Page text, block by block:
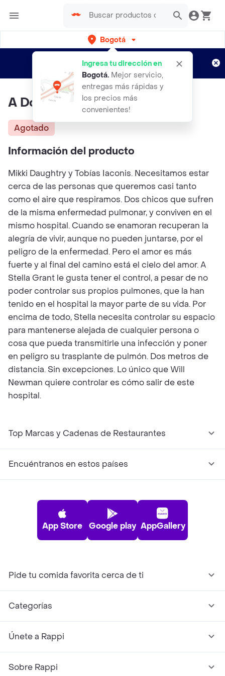
Bogotá
Ingresa tu dirección en
Bogotá. Mejor servicio,
entregas más rápidas y
los precios más
convenientes!
envíos gratis por semanas
Aplican TyC
A Dos Metros De Ti
Agotado
Información del producto
Mikki Daughtry y Tobías Iaconis. Necesitamos estar
cerca de las personas que queremos casi tanto
como el aire que respiramos. Dos chicos que sufren
de la misma enfermedad pulmonar, y conviven en el
mismo hospital. Cuando se enamoran recuperan la
alegría de vivir, aunque no pueden juntarse, por el
peligro de la enfermedad. Pero el amor es más
fuerte y al final del camino está el cielo del amor. A
Stella Grant le gusta tener el control, a pesar de no
poder controlar sus propios pulmones, que la han
tenido en el hospital la mayor parte de su vida. Por
encima de todo, Stella necesita controlar su espacio
para mantenerse alejada de cualquier persona o
cosa que pueda transmitirle una infección y poner
en peligro su trasplante de pulmón. Dos metros de
distancia. Sin excepciones. Lo único que Will
Newman quiere controlar es cómo salir de este
hospital.
Top Marcas y Cadenas de Restaurantes
Encuéntranos en estos países
App Store Google play AppGallery
Pide tu comida favorita cerca de ti
Categorías
Únete a Rappi
Sobre Rappi